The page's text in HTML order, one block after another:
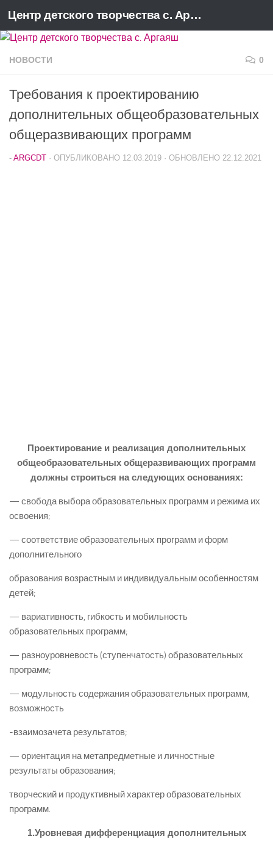
Перейти к содержимому Центр детского творчества с. Аргаяш
НОВОСТИ 0
Требования к проектированию
дополнительных общеобразовательных
общеразвивающих программ
- ARGCDT · ОПУБЛИКОВАНО 12.03.2019 · ОБНОВЛЕНО 22.12.2021
Проектирование и реализация дополнительных
общеобразовательных общеразвивающих программ
должны строиться на следующих основаниях:
— свобода выбора образовательных программ и режима их
освоения;
— соответствие образовательных программ и форм
дополнительного
образования возрастным и индивидуальным особенностям
детей;
— вариативность, гибкость и мобильность
образовательных программ;
— разноуровневость (ступенчатость) образовательных
программ;
— модульность содержания образовательных программ,
возможность
-взаимозачета результатов;
— ориентация на метапредметные и личностные
результаты образования;
творческий и продуктивный характер образовательных
программ.
1.Уровневая дифференциация дополнительных